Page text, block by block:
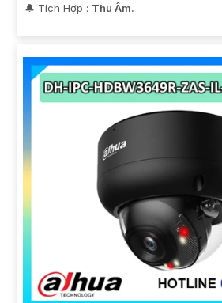
️🔔 Tích Hợp : Thu Âm.